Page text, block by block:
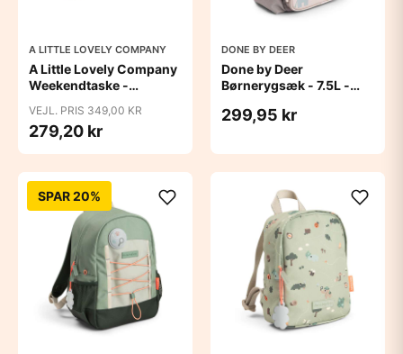
A LITTLE LOVELY COMPANY
A Little Lovely Company
Weekendtaske -
VEJL. PRIS 349,00 KR
279,20 kr
DONE BY DEER
Done by Deer
Børnerygsæk - 7.5L -
299,95 kr
SPAR 20%